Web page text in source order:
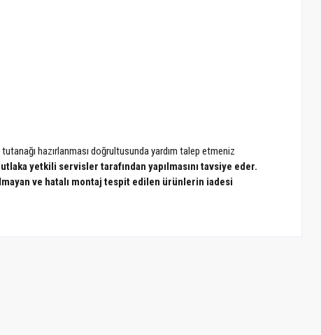
hazırlanması doğrultusunda yardım talep etmeniz
yetkili servisler tarafından yapılmasını tavsiye eder.
ve hatalı montaj tespit edilen ürünlerin iadesi